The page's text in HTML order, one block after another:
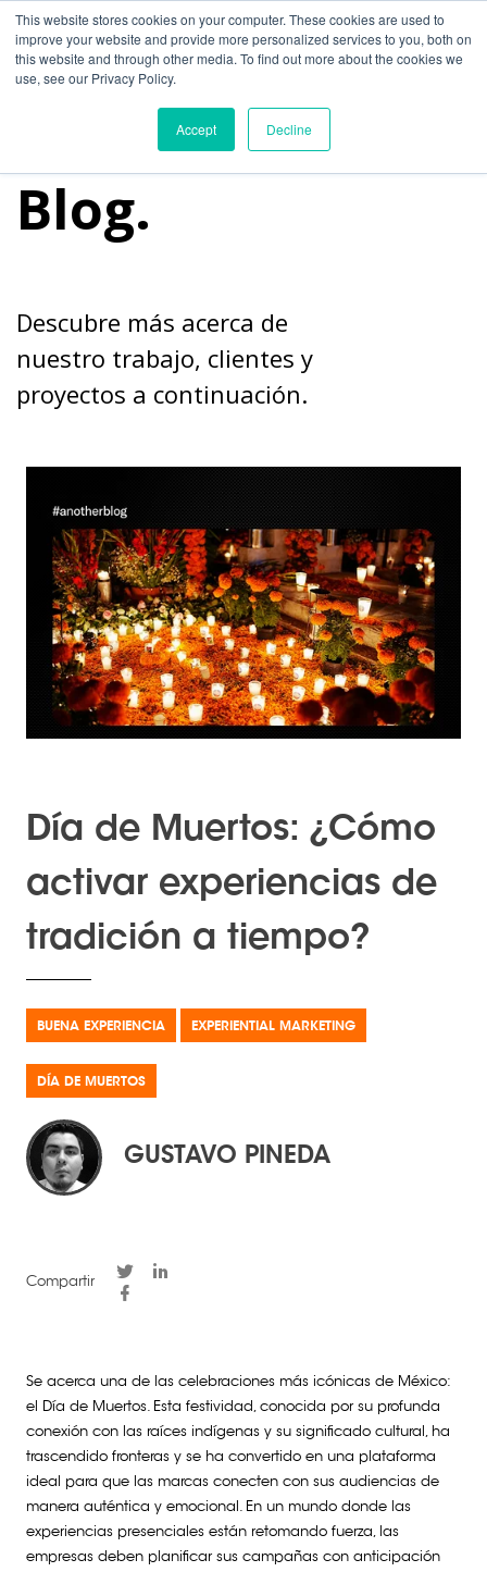
This website stores cookies on your computer. These cookies are used to
improve your website and provide more personalized services to you, both on
this website and through other media. To find out more about the cookies we
use, see our Privacy Policy.
Accept Decline
Blog.
Descubre más acerca de
nuestro trabajo, clientes y
proyectos a continuación.
Día de Muertos: ¿Cómo
activar experiencias de
tradición a tiempo?
BUENA EXPERIENCIA EXPERIENTIAL MARKETING
DÍA DE MUERTOS
GUSTAVO PINEDA
Compartir
Se acerca una de las celebraciones más icónicas de México:
el Día de Muertos. Esta festividad, conocida por su profunda
conexión con las raíces indígenas y su significado cultural, ha
trascendido fronteras y se ha convertido en una plataforma
ideal para que las marcas conecten con sus audiencias de
manera auténtica y emocional. En un mundo donde las
experiencias presenciales están retomando fuerza, las
empresas deben planificar sus campañas con anticipación